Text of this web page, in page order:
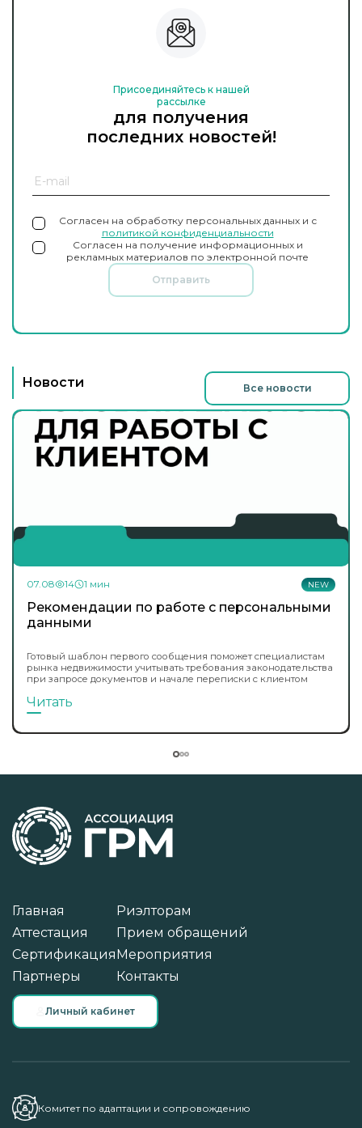
Присоединяйтесь к нашей
рассылке
для получения
последних новостей!
Согласен на обработку персональных данных и с
политикой конфиденциальности
Согласен на получение информационных и
рекламных материалов по электронной почте
Отправить
Новости Все новости
NEW
07.08 14 1 мин
Рекомендации по работе с персональными
данными
Готовый шаблон первого сообщения поможет специалистам
рынка недвижимости учитывать требования законодательства
при запросе документов и начале переписки с клиентом
Читать
Главная
Аттестация
Сертификация
Партнеры
Риэлторам
Прием обращений
Мероприятия
Контакты
Личный кабинет
Комитет по адаптации и сопровождению